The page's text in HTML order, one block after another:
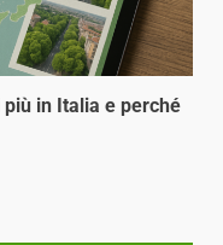
in Italia e perché